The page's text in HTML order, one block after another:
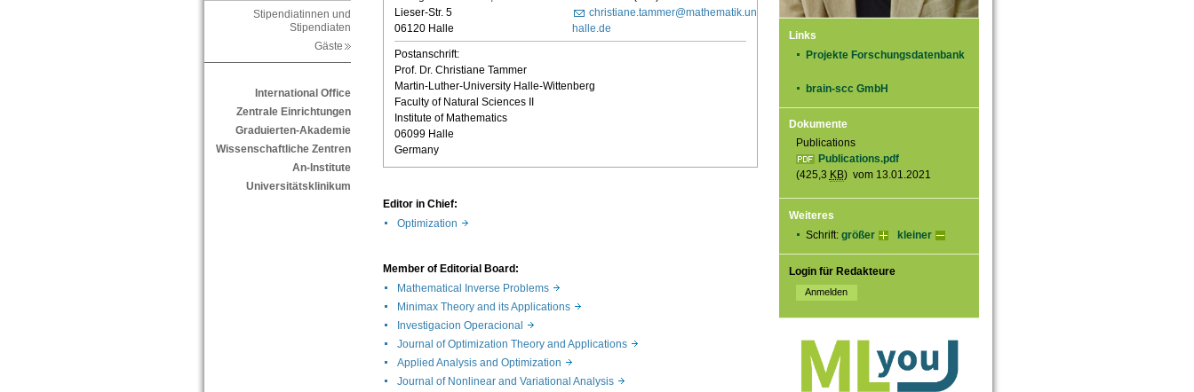
Stipendiatinnen und
Stipendiaten
Gäste
International Office
Zentrale Einrichtungen
Graduierten-Akademie
Wissenschaftliche Zentren
An-Institute
Universitätsklinikum
Links
Projekte Forschungsdatenbank
brain-scc GmbH
Dokumente
Publications
Publications.pdf
(425,3 KB) vom 13.01.2021
Weiteres
Schrift: größer kleiner
Login für Redakteure
Lieser-Str. 5
06120 Halle
christiane.tammer@mathematik.uni-
halle.de
Postanschrift:
Prof. Dr. Christiane Tammer
Martin-Luther-University Halle-Wittenberg
Faculty of Natural Sciences II
Institute of Mathematics
06099 Halle
Germany
Editor in Chief:
Optimization
Member of Editorial Board:
Mathematical Inverse Problems
Minimax Theory and its Applications
Investigacion Operacional
Journal of Optimization Theory and Applications
Applied Analysis and Optimization
Journal of Nonlinear and Variational Analysis